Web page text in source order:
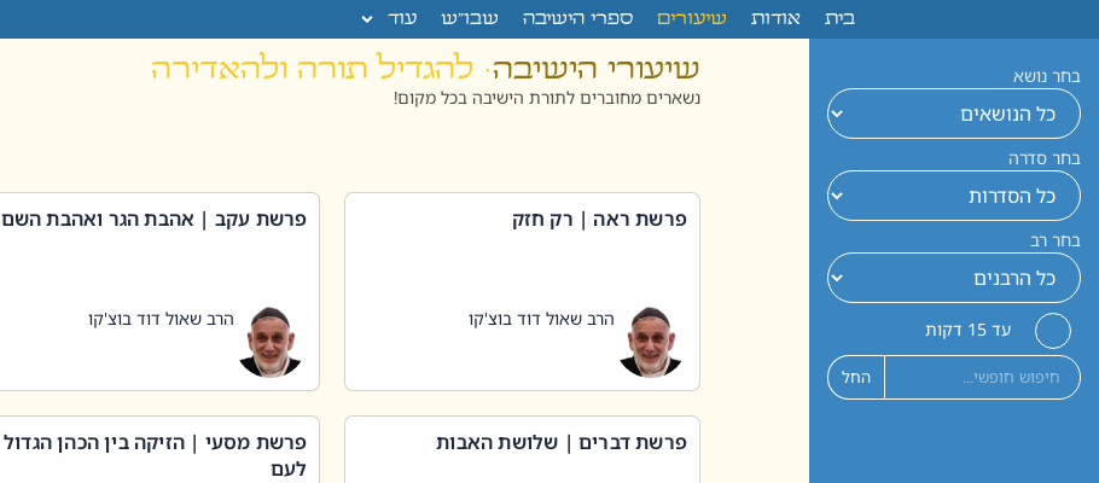
בית אודות שיעורים ספרי הישיבה שבו”ש עוד
בחר נושא
בחר סדרה
בחר רב
עד 15 דקות
החל
שיעורי הישיבה· להגדיל תורה ולהאדירה
נשארים מחוברים לתורת הישיבה בכל מקום!
פרשת ראה | רק חזק
הרב שאול דוד בוצ'קו
פרשת עקב | אהבת הגר ואהבת השם
הרב שאול דוד בוצ'קו
פרשת דברים | שלושת האבות
פרשת מסעי | הזיקה בין הכהן הגדול
לעם